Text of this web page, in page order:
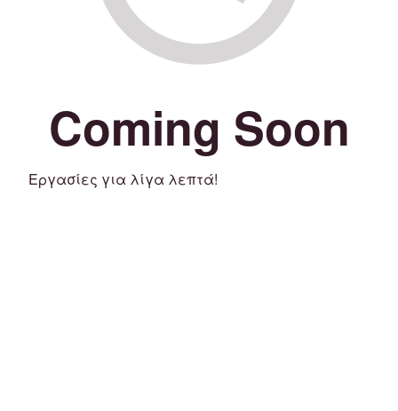
Coming Soon
Εργασίες για λίγα λεπτά!